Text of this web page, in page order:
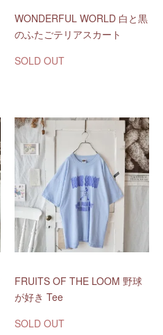
WONDERFUL WORLD 白と黒
のふたごテリアスカート
SOLD OUT
FRUITS OF THE LOOM 野球
が好き Tee
SOLD OUT